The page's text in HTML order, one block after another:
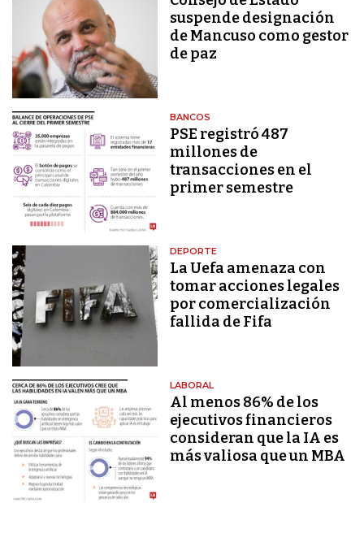
suspende designación
de Mancuso como gestor
de paz
BANCOS
PSE registró 487
millones de
transacciones en el
primer semestre
DEPORTE
La Uefa amenaza con
tomar acciones legales
por comercialización
fallida de Fifa
LABORAL
Al menos 86% de los
ejecutivos financieros
consideran que la IA es
más valiosa que un MBA